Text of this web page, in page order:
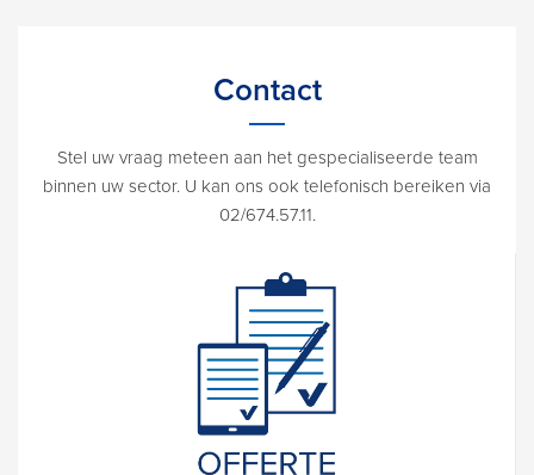
Contact
Stel uw vraag meteen aan het gespecialiseerde team
binnen uw sector. U kan ons ook telefonisch bereiken via
02/674.57.11.